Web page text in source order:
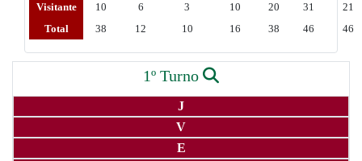
Visitante
10 6 3 10 20 31
21
Total
38 12 10 16 38 46 46
1º Turno
J
V
E